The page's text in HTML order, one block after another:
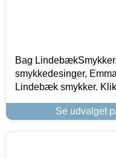
Bag
smykkedesinger,
Lindebæk smykker.
Se udvalget